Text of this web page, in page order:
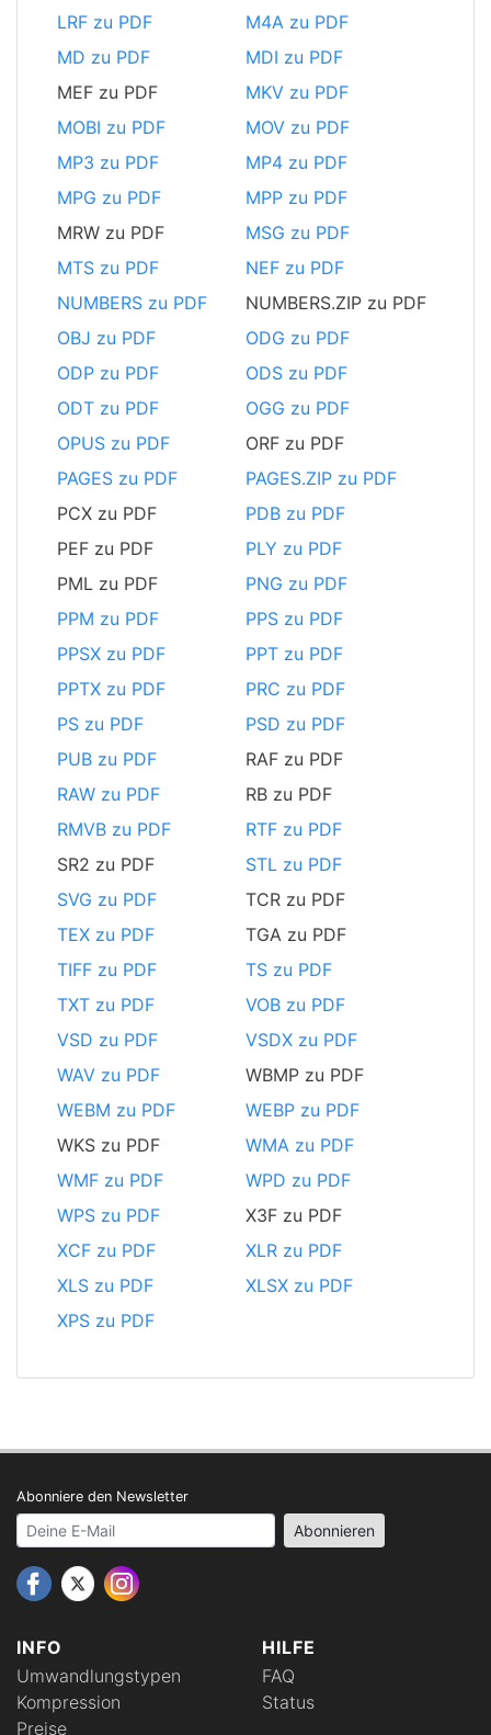
LRF zu PDF
M4A zu PDF
MD zu PDF
MDI zu PDF
MEF zu PDF
MKV zu PDF
MOBI zu PDF
MOV zu PDF
MP3 zu PDF
MP4 zu PDF
MPG zu PDF
MPP zu PDF
MRW zu PDF
MSG zu PDF
MTS zu PDF
NEF zu PDF
NUMBERS zu PDF
NUMBERS.ZIP zu PDF
OBJ zu PDF
ODG zu PDF
ODP zu PDF
ODS zu PDF
ODT zu PDF
OGG zu PDF
OPUS zu PDF
ORF zu PDF
PAGES zu PDF
PAGES.ZIP zu PDF
PCX zu PDF
PDB zu PDF
PEF zu PDF
PLY zu PDF
PML zu PDF
PNG zu PDF
PPM zu PDF
PPS zu PDF
PPSX zu PDF
PPT zu PDF
PPTX zu PDF
PRC zu PDF
PS zu PDF
PSD zu PDF
PUB zu PDF
RAF zu PDF
RAW zu PDF
RB zu PDF
RMVB zu PDF
RTF zu PDF
SR2 zu PDF
STL zu PDF
SVG zu PDF
TCR zu PDF
TEX zu PDF
TGA zu PDF
TIFF zu PDF
TS zu PDF
TXT zu PDF
VOB zu PDF
VSD zu PDF
VSDX zu PDF
WAV zu PDF
WBMP zu PDF
WEBM zu PDF
WEBP zu PDF
WKS zu PDF
WMA zu PDF
WMF zu PDF
WPD zu PDF
WPS zu PDF
X3F zu PDF
XCF zu PDF
XLR zu PDF
XLS zu PDF
XLSX zu PDF
XPS zu PDF
INFO
Umwandlungstypen
Kompression
Preise
HILFE
FAQ
Status
Abonniere den Newsletter
Your email address Abonnieren